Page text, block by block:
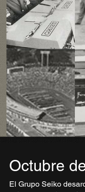
Octubre
El Grupo Seiko